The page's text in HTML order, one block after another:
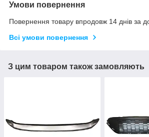
Умови повернення
Повернення товару впродовж 14 днів за
Всі умови повернення
З цим товаром також замовляють